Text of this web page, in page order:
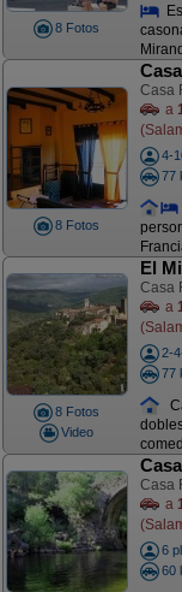
8 Fotos
8 Fotos
Casa
a
4-
77
8 Fotos
Video
El
Casa
a
2-
77
Casa
a
6
60